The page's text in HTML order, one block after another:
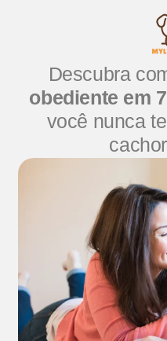
Descubra
obediente em
você nunca